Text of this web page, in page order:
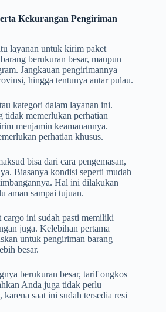
Kekurangan Pengiriman
layanan untuk kirim paket
berukuran besar, maupun
Jangkauan pengirimannya
hingga tentunya antar pulau.
kategori dalam layanan ini.
tidak memerlukan perhatian
menjamin keamanannya.
perhatian khusus.
bisa dari cara pengemasan,
Biasanya kondisi seperti mudah
Hal ini dilakukan
aman sampai tujuan.
cargo ini sudah pasti memiliki
juga. Kelebihan pertama
untuk pengiriman barang
besar.
berukuran besar, tarif ongkos
Anda juga tidak perlu
saat ini sudah tersedia resi